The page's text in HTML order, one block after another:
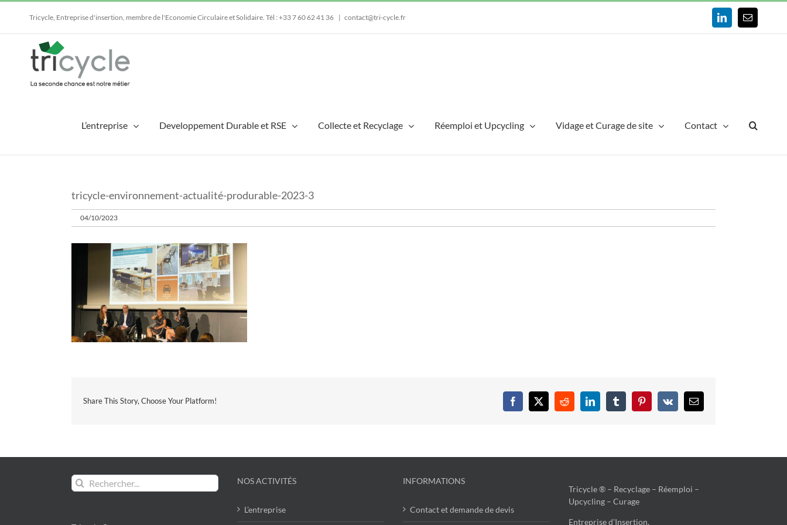
Tricycle, Entreprise d'insertion, membre de l'Economie Circulaire et Solidaire. Tél : +33 7 60 62 41 36 | contact@tri-cycle.fr LinkedInEmail
L’entreprise Developpement Durable et RSE Collecte et Recyclage Réemploi et Upcycling Vidage et Curage de site Contact
tricycle-environnement-actualité-produrable-2023-3
04/10/2023
Share This Story, Choose Your Platform! Facebook
X RedditLinkedInTumblrPinterest
Vk Email
Rechercher: NOS ACTIVITÉS
L’entreprise
INFORMATIONS
Contact et demande de devis
Tricycle ® – Recyclage – Réemploi –
Upcycling – Curage
Entreprise d’Insertion,